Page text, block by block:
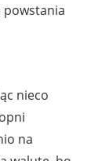
powstania
nieco
na